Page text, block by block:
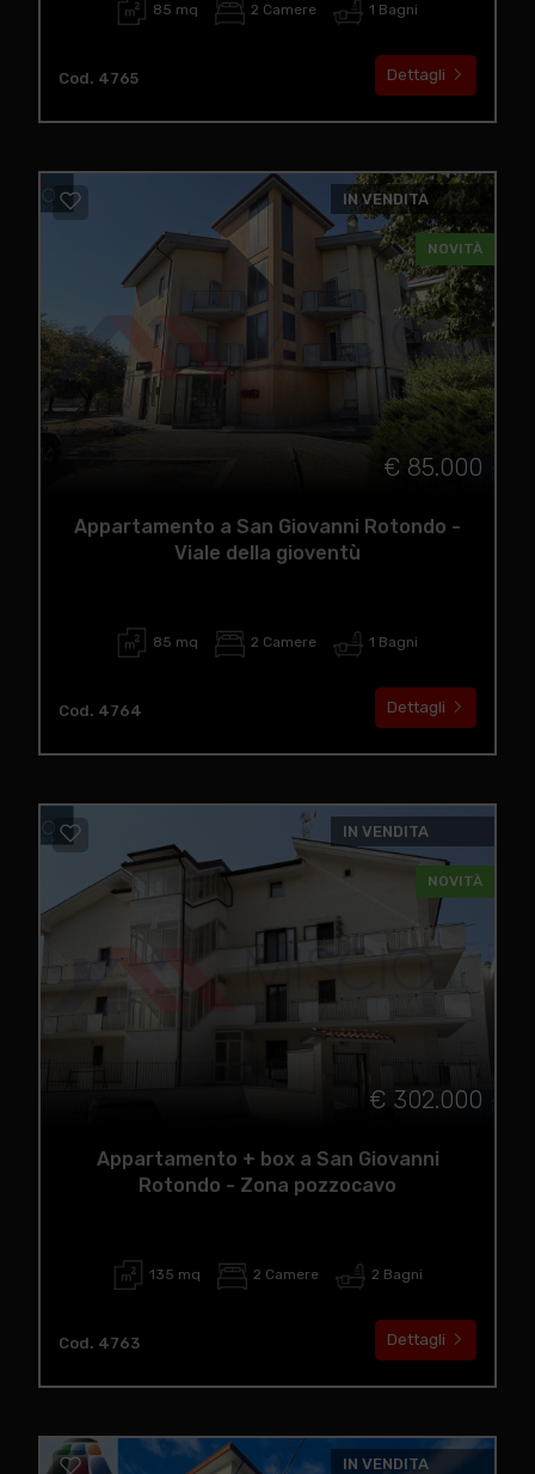
85 mq 2 Camere 1 Bagni
Cod. 4765 Dettagli
IN VENDITA
NOVITÀ
€ 85.000
Appartamento a San Giovanni Rotondo -
Viale della gioventù
85 mq 2 Camere 1 Bagni
Cod. 4764 Dettagli
IN VENDITA
NOVITÀ
€ 302.000
Appartamento + box a San Giovanni
Rotondo - Zona pozzocavo
135 mq 2 Camere 2 Bagni
Cod. 4763 Dettagli
IN VENDITA